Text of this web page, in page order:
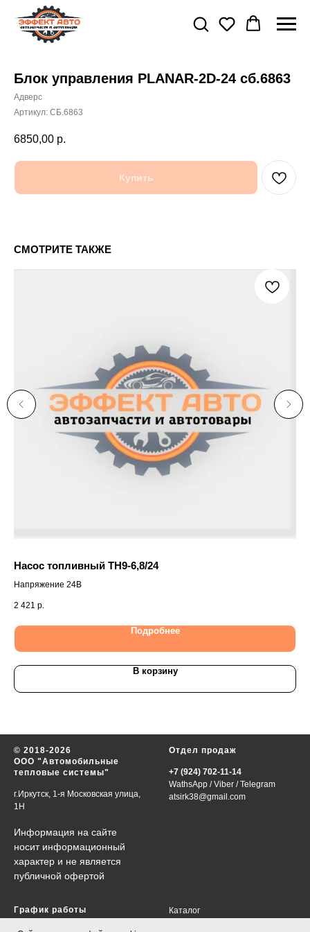
Блок управления PLANAR-2D-24 сб.6863
Адверс
Артикул: СБ.6863
6850,00 р.
Купить
СМОТРИТЕ ТАКЖЕ
Насос топливный ТН9-6,8/24
Напряжение 24В
2 421 р.
Подробнее
В корзину
© 2018-2026
ООО "Автомобильные
тепловые системы"
г.Иркутск, 1-я Московская улица,
1Н
Информация на сайте
носит информационный
характер и не является
публичной офертой
Отдел продаж
+7 (924) 702-11-14
WathsApp /Viber /Telegram
atsirk38@gmail.com
График работы
Каталог